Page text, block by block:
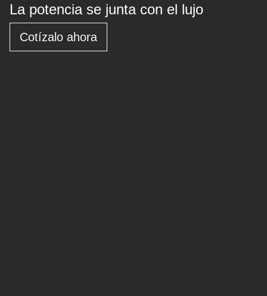
La potencia se junta con el lujo
Cotízalo ahora